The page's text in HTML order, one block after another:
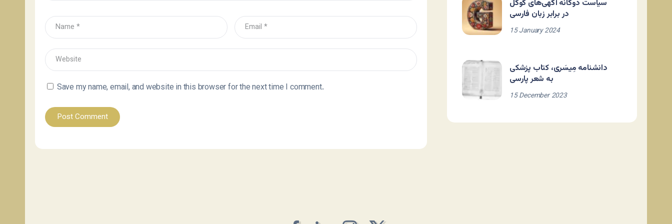
Save my name, email, and website in this browser for the next time I comment.
سیاست دوگانه آگهی‌های گوگل
در برابر زبان فارسی
15 January 2024
دانشنامه مِیسَری، کتاب پزشکی
به شعر پارسی
15 December 2023